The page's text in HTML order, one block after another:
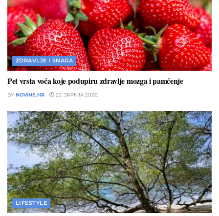
ZDRAVLJE I SNAGA
Pet vrsta voća koje podupiru zdravlje mozga i pamćenje
BY NOVINE.HR 22. SRPNJA 2026.
LIFESTYLE